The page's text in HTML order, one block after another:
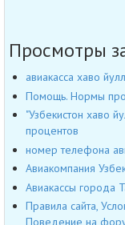
Просмотры
авиакасса хаво
Помощь. Нормы
"Узбекистон хаво
процентов
номер телефона
Авиакомпания
Авиакассы города
Правила сайта,
Поведение на